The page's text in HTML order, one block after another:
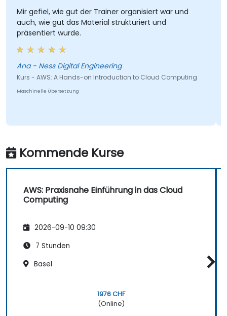
Mir gefiel, wie gut der Trainer organisiert war und
auch, wie gut das Material strukturiert und
präsentiert wurde.
Ana - Ness Digital Engineering
Kurs - AWS: A Hands-on Introduction to Cloud Computing
Maschinelle Übersetzung
Kommende Kurse
AWS: Praxisnahe Einführung in das Cloud
Computing
2026-09-10 09:30
7 Stunden
Basel
1976 CHF
(Online)